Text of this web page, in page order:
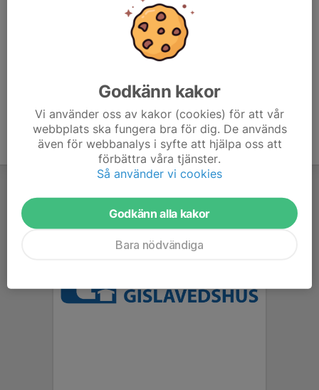
Godkänn kakor
Vi använder oss av kakor (cookies) för att vår
webbplats ska fungera bra för dig. De används
även för webbanalys i syfte att hjälpa oss att
förbättra våra tjänster.
Så använder vi cookies
Godkänn alla kakor
Bara nödvändiga